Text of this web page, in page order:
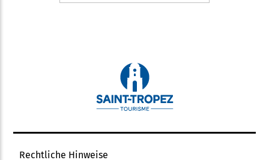
Rechtliche Hinweise